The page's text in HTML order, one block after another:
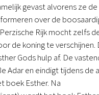
gevast alvorens ze
over de
Rijk mocht zelfs
de koning te
Gods hulp af. De
Adar en eindigt tijdens de
boek Esther. Na